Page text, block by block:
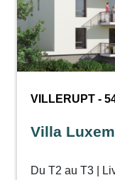
VILLERUPT -
Villa
Du T2 au T3 |